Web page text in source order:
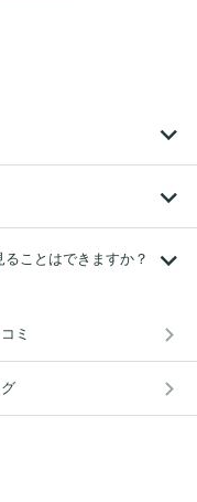
ことはできますか？
ミ